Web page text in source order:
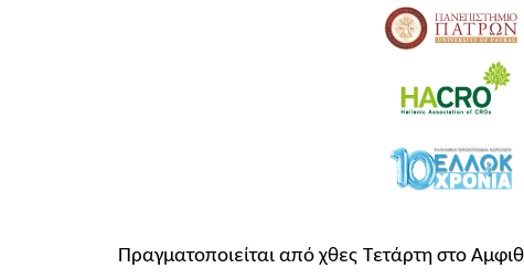
Πραγματοποιείται από χθες Τετάρτη στο